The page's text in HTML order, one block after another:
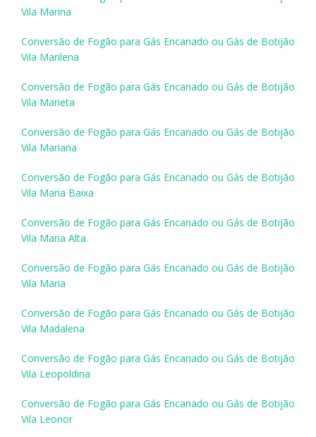
Vila Marina
Conversão de Fogão para Gás Encanado ou Gás de Botijão
Vila Marilena
Conversão de Fogão para Gás Encanado ou Gás de Botijão
Vila Marieta
Conversão de Fogão para Gás Encanado ou Gás de Botijão
Vila Mariana
Conversão de Fogão para Gás Encanado ou Gás de Botijão
Vila Maria Baixa
Conversão de Fogão para Gás Encanado ou Gás de Botijão
Vila Maria Alta
Conversão de Fogão para Gás Encanado ou Gás de Botijão
Vila Maria
Conversão de Fogão para Gás Encanado ou Gás de Botijão
Vila Madalena
Conversão de Fogão para Gás Encanado ou Gás de Botijão
Vila Leopoldina
Conversão de Fogão para Gás Encanado ou Gás de Botijão
Vila Leonor